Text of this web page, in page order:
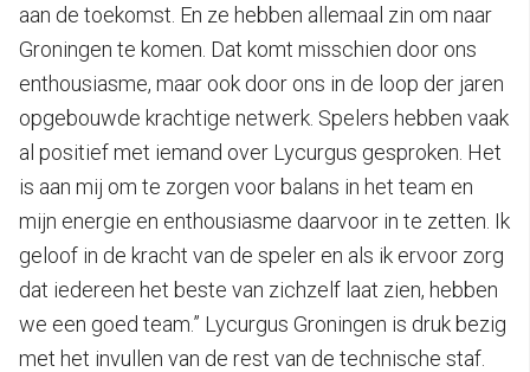
aan de toekomst. En ze hebben allemaal zin om naar
Groningen te komen. Dat komt misschien door ons
enthousiasme, maar ook door ons in de loop der jaren
opgebouwde krachtige netwerk. Spelers hebben vaak
al positief met iemand over Lycurgus gesproken. Het
is aan mij om te zorgen voor balans in het team en
mijn energie en enthousiasme daarvoor in te zetten. Ik
geloof in de kracht van de speler en als ik ervoor zorg
dat iedereen het beste van zichzelf laat zien, hebben
we een goed team.” Lycurgus Groningen is druk bezig
met het invullen van de rest van de technische staf.